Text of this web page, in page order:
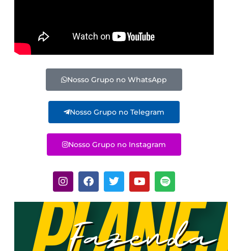
Nosso Grupo no WhatsApp
Nosso Grupo no Telegram
Nosso Grupo no Instagram